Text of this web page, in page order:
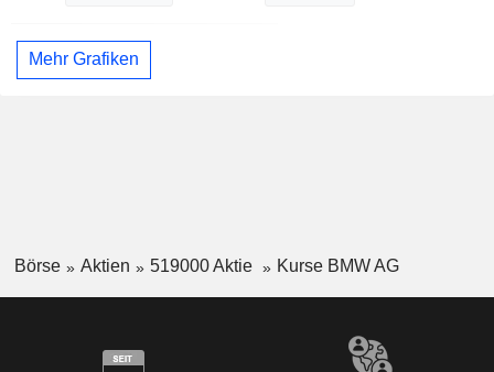
Mehr Grafiken
Börse Aktien 519000 Aktie Kurse BMW AG